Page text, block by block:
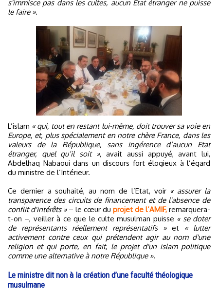
s'immisce pas dans les cultes, aucun État étranger ne puisse
le faire ».
L’islam « qui, tout en restant lui-même, doit trouver sa voie en
Europe, et, plus spécialement en notre chère France, dans les
valeurs de la République, sans ingérence d’aucun Etat
étranger, quel qu’il soit », avait aussi appuyé, avant lui,
Abdelhaq Nabaoui dans un discours fort élogieux à l’égard
du ministre de l’Intérieur.
Ce dernier a souhaité, au nom de l’Etat, voir « assurer la
transparence des circuits de financement et de l'absence de
conflit d'intérêts »– le cœur du projet de l’AMIF, remarquera-
t-on –, veiller à ce que le culte musulman puisse « se doter
de représentants réellement représentatifs »et
« lutter
activement contre ceux qui prétendent agir au nom d'une
religion et qui porte, en fait, le projet d'un islam politique
comme une alternative à notre République ».
Le ministre dit non à la création d’une faculté théologique
musulmane